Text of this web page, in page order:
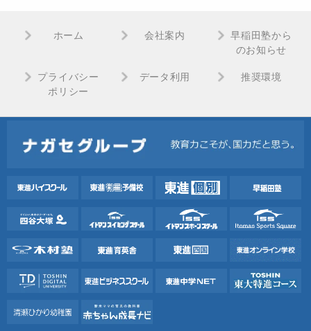
ホーム 会社案内
早稲田塾から
のお知らせ
プライバシー
ポリシー
データ利用 推奨環境